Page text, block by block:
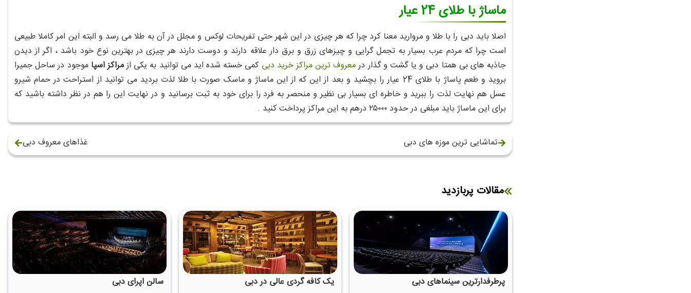
ماساژ با طلای 24 عیار
اصلا باید دبی را با طلا و مروارید معنا کرد چرا که هر چیزی در این شهر حتی تفریحات لوکس و مجلل در آن به طلا می رسد و البته این امر کاملا طبیعی
است چرا که مردم عرب بسیار به تجمل گرایی و چیزهای زرق و برق دار علاقه دارند و دوست دارند هر چیزی در بهترین نوع خود باشد ، اگر از دیدن
جاذبه های بی همتا دبی و یا گشت و گذار درمعروف ترین مراکز خرید دبی کمی خسته شده اید می توانید به یکی ازمراکز اسپا موجود در ساحل جمیرا
بروید و طعم پاساژ با طلای 24 عیار را بچشید و بعد از این که از این ماساژ و ماسک صورت با طلا لذت بردید می توانید از استراحت در حمام شیرو
عسل هم نهایت لذت را ببرید و خاطره ای بسیار بی نظیر و منحصر به فرد را برای خود به ثبت برسانید و در نهایت این را هم در نظر داشته باشید که
برای این ماساژ باید مبلغی در حدود ۲۵۰۰۰ درهم به این مراکز پرداخت کنید .
تماشایی ترین موزه های دبی غذاهای معروف دبی
مقالات پربازدید
پرطرفدارترین سینماهای دبی یک کافه گردی عالی در دبی سالن اپرای دبی